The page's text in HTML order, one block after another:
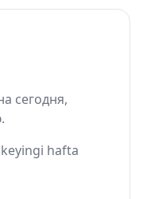
сегодня,
hafta